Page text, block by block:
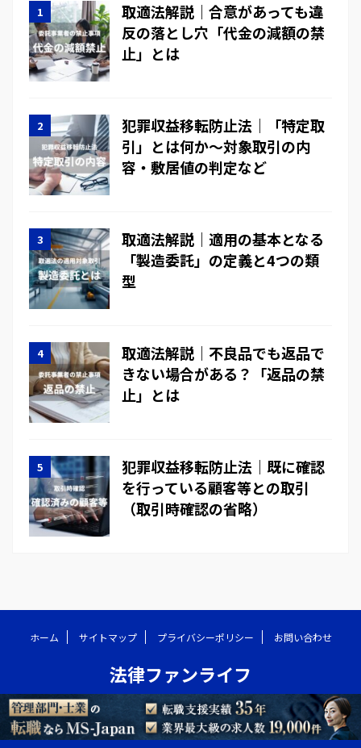
取適法解説｜合意があっても違
反の落とし穴「代金の減額の禁
止」とは
犯罪収益移転防止法｜「特定取
引」とは何か～対象取引の内
容・敷居値の判定など
取適法解説｜適用の基本となる
「製造委託」の定義と4つの類
型
取適法解説｜不良品でも返品で
きない場合がある？「返品の禁
止」とは
犯罪収益移転防止法｜既に確認
を行っている顧客等との取引
（取引時確認の省略）
ホーム サイトマップ プライバシーポリシー お問い合わせ
法律ファンライフ
© 2026 法律ファンライフ